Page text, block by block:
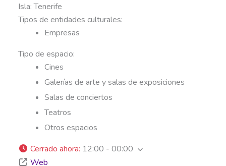
Isla:Tenerife
Tipos de entidades culturales:
Empresas
Tipo de espacio:
Cines
Galerías de arte y salas de exposiciones
Salas de conciertos
Teatros
Otros espacios
Cerrado ahora: 12:00 - 00:00
Web